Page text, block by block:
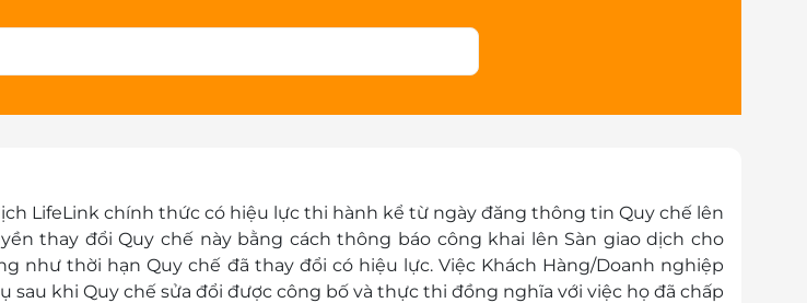
LifeLink chính thức có hiệu lực thi hành kể từ ngày đăng thông tin Quy chế lên
thay đổi Quy chế này bằng cách thông báo công khai lên Sàn giao dịch cho
như thời hạn Quy chế đã thay đổi có hiệu lực. Việc Khách Hàng/Doanh nghiệp
sau khi Quy chế sửa đổi được công bố và thực thi đồng nghĩa với việc họ đã chấp